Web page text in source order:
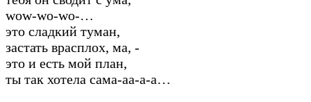
wow-wo-wo-…
это сладкий туман,
застать врасплох, ма, -
это и есть мой план,
ты так хотела сама-аа-а-а…